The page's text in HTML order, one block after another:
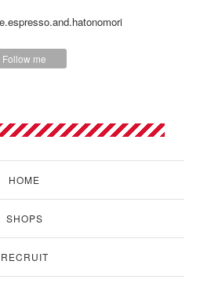
Follow me
HOME
SHOPS
RECRUIT